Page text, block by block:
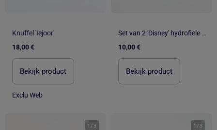
Knuffel 'Iejoor'
18,00 €
Bekijk product
Exclu Web
Set van 2 'Disney' hydrofiele doeken
10,00 €
Bekijk product
1 / 3 1 / 3